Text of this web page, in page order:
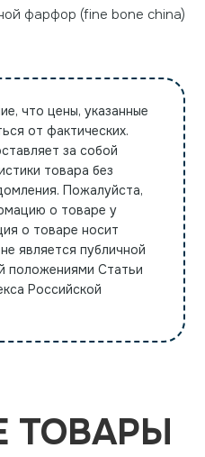
фарфор (fine bone china)
что цены, указанные
от фактических.
за собой
товара без
Пожалуйста,
о товаре у
о товаре носит
является публичной
положениями Статьи
Российской
ТОВАРЫ